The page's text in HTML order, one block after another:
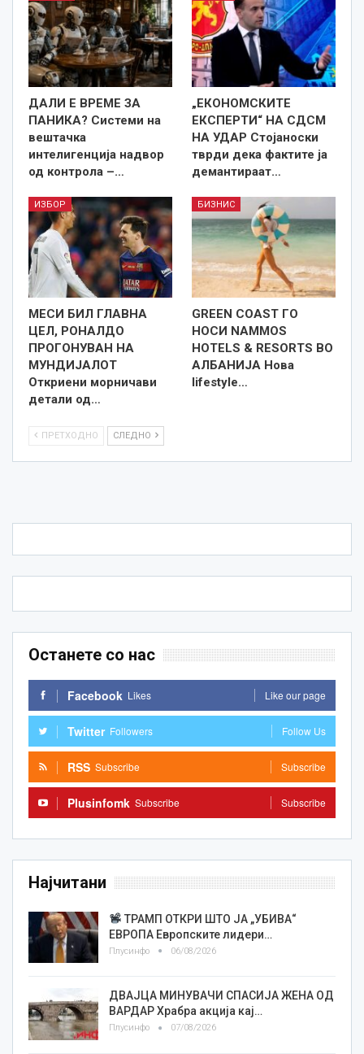
ДАЛИ Е ВРЕМЕ ЗА
ПАНИКА? Системи на
вештачка
интелигенција надвор
од контрола –…
„ЕКОНОМСКИТЕ
ЕКСПЕРТИ“ НА СДСМ
НА УДАР Стојаноски
тврди дека фактите ја
демантираат…
ИЗБОР
МЕСИ БИЛ ГЛАВНА
ЦЕЛ, РОНАЛДО
ПРОГОНУВАН НА
МУНДИЈАЛОТ
Откриени морничави
детали од…
БИЗНИС
GREEN COAST ГО
НОСИ NAMMOS
HOTELS & RESORTS ВО
АЛБАНИЈА Нова
lifestyle…
ПРЕТХОДНО СЛЕДНО
Останете со нас
Facebook Likes Like our page
Twitter Followers Follow Us
RSS Subscribe Subscribe
Plusinfomk Subscribe Subscribe
Најчитани
ТРАМП ОТКРИ ШТО ЈА „УБИВА“
ЕВРОПА Европските лидери…
Плусинфо 06/08/2026
ДВАЈЦА МИНУВАЧИ СПАСИЈА ЖЕНА ОД
ВАРДАР Храбра акција кај…
Плусинфо 07/08/2026